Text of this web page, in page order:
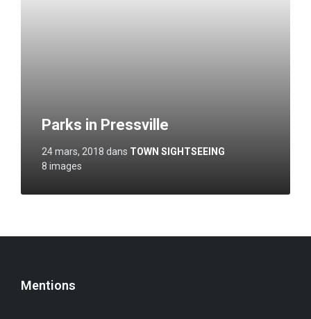
Parks in Pressville
24 mars, 2018 dans TOWN SIGHTSEEING
8 images
Mentions